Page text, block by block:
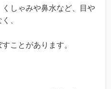
しゃみや鼻水など、目や
、
ことがあります。